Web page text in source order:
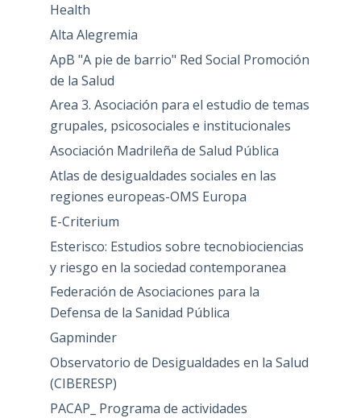
Health
Alta Alegremia
ApB "A pie de barrio" Red Social Promoción
de la Salud
Area 3. Asociación para el estudio de temas
grupales, psicosociales e institucionales
Asociación Madrileña de Salud Pública
Atlas de desigualdades sociales en las
regiones europeas-OMS Europa
E-Criterium
Esterisco: Estudios sobre tecnobiociencias
y riesgo en la sociedad contemporanea
Federación de Asociaciones para la
Defensa de la Sanidad Pública
Gapminder
Observatorio de Desigualdades en la Salud
(CIBERESP)
PACAP_ Programa de actividades